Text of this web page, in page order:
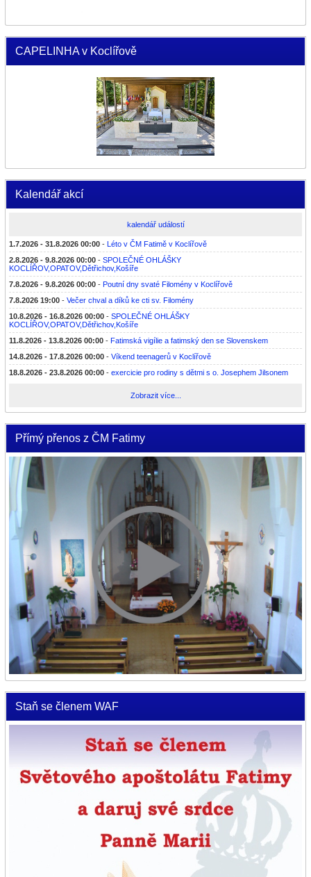
CAPELINHA v Koclířově
Kalendář akcí
kalendář událostí
1.7.2026 - 31.8.2026 00:00 - Léto v ČM Fatimě v Koclířově
2.8.2026 - 9.8.2026 00:00 - SPOLEČNÉ OHLÁŠKY
KOCLÍŘOV,OPATOV,Dětřichov,Košíře
7.8.2026 - 9.8.2026 00:00 - Poutní dny svaté Filomény v Koclířově
7.8.2026 19:00 - Večer chval a díků ke cti sv. Filomény
10.8.2026 - 16.8.2026 00:00 - SPOLEČNÉ OHLÁŠKY
KOCLÍŘOV,OPATOV,Dětřichov,Košíře
11.8.2026 - 13.8.2026 00:00 - Fatimská vigílie a fatimský den se Slovenskem
14.8.2026 - 17.8.2026 00:00 - Víkend teenagerů v Koclířově
18.8.2026 - 23.8.2026 00:00 - exercicie pro rodiny s dětmi s o. Josephem Jilsonem
Zobrazit více...
Přímý přenos z ČM Fatimy
Staň se členem WAF